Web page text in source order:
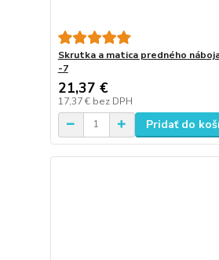
Skrutka a matica predného
-7
21,37 €
17,37 € bez DPH
Pridať do